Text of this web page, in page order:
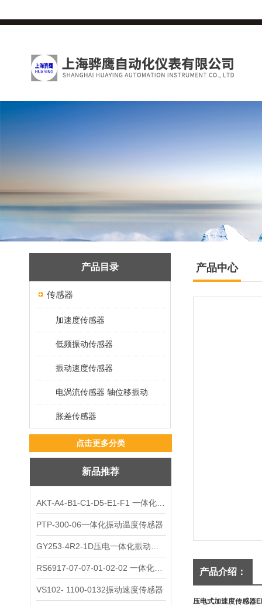
产品目录
传感器
加速度传感器
低频振动传感器
振动速度传感器
电涡流传感器 轴位移振动
胀差传感器
点击更多分类
新品推荐
PTP-300-06一体化振动温度传感器
VS102- 1100-0132振动速度传感器
产品中心
产品介绍：
压电式加速度传感器